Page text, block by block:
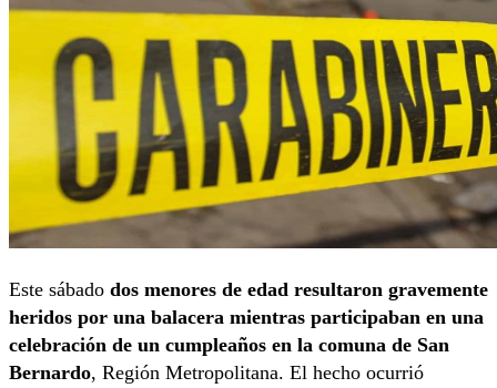
Este sábado dos menores de edad resultaron gravemente
heridos por una balacera mientras participaban en una
celebración de un cumpleaños en la comuna de San
Bernardo, Región Metropolitana. El hecho ocurrió